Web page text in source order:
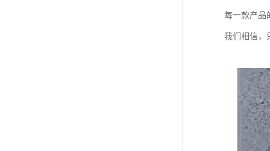
每一款产品
我们相信，